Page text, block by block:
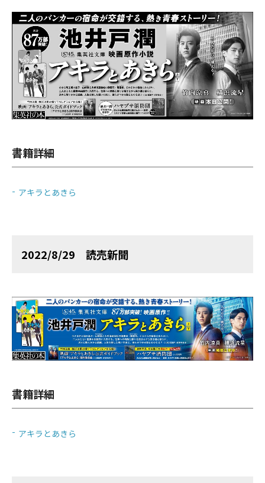
書籍詳細
アキラとあきら
2022/8/29 読売新聞
書籍詳細
アキラとあきら